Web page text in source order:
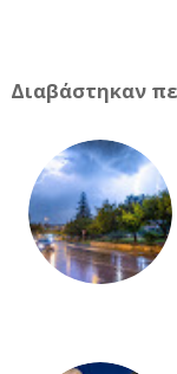
Διαβάστηκαν